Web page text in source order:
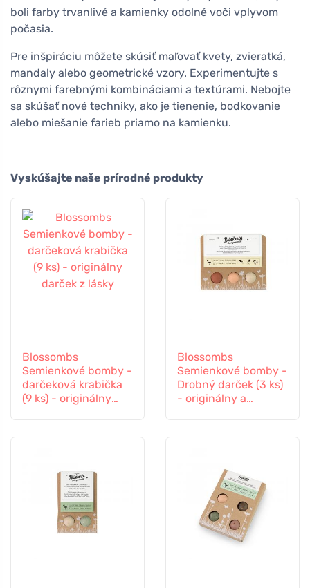
boli farby trvanlivé a kamienky odolné voči vplyvom
počasia.
Pre inšpiráciu môžete skúsiť maľovať kvety, zvieratká,
mandaly alebo geometrické vzory. Experimentujte s
rôznymi farebnými kombináciami a textúrami. Nebojte
sa skúšať nové techniky, ako je tienenie, bodkovanie
alebo miešanie farieb priamo na kamienku.
Vyskúšajte naše prírodné produkty
Blossombs
Semienkové bomby -
darčeková krabička
(9 ks) - originálny
Blossombs
Semienkové bomby -
Drobný darček (3 ks)
- originálny a